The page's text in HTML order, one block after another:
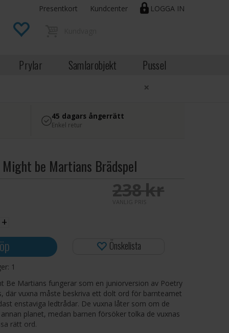
LOGGA IN
Presentkort Kundcenter
Prylar Samlarobjekt Pussel
×
45 dagars ångerrätt
Enkel retur
be Martians Brädspel
238 SEK
VANLIG PRIS
+
1
Önskelista
Be Martians fungerar som en juniorversion av Poetry
där vuxna måste beskriva ett dolt ord för barnteamet
enstaviga ledtrådar. De vuxna låter som om de
planet, medan barnen försöker tolka de vuxnas
rätt ord.